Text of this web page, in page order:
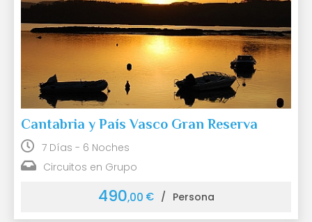
Cantabria y País Vasco Gran Reserva
7 Días - 6 Noches
Circuitos en Grupo
490,00 € / Persona